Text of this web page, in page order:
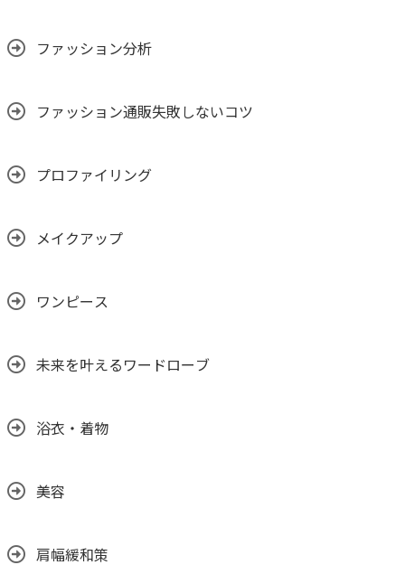
ファッション分析
ファッション通販失敗しないコツ
プロファイリング
メイクアップ
ワンピース
未来を叶えるワードローブ
浴衣・着物
美容
肩幅緩和策